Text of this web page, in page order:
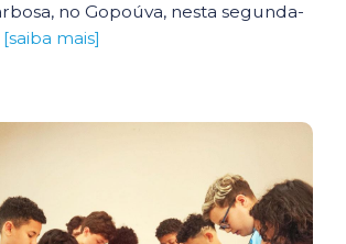
no Gopoúva, nesta segunda-
[saiba mais]